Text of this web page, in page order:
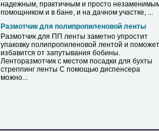
надежным, практичным и просто
помощником и в бане, и на дачном участке, ...
Размотчик для полипропиленовой ленты
Размотчик для ПП ленты заметно упростит
упаковку полипропиленовой лентой и поможет
избавится от запутывания бобины.
Ленторазмотчик с местом посадки для бухты
стреппинг ленты С помощью диспенсера
можно...